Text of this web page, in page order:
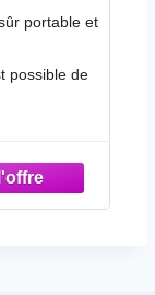
portable et
possible de
qui est